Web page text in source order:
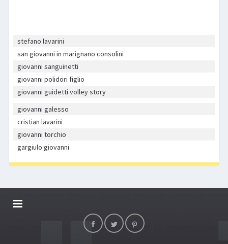
stefano lavarini
san giovanni in marignano consolini
giovanni sanguinetti
giovanni polidori figlio
giovanni guidetti volley story
giovanni galesso
cristian lavarini
giovanni torchio
gargiulo giovanni
DALLARIVOLLEY SOSTIENE